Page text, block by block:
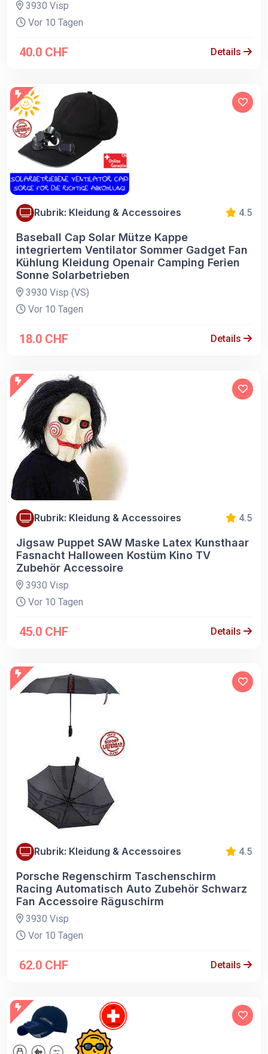
3930 Visp
Vor 10 Tagen
40.0 CHF Details
Rubrik: Kleidung & Accessoires 4.5
Baseball Cap Solar Mütze Kappe
integriertem Ventilator Sommer Gadget Fan
Kühlung Kleidung Openair Camping Ferien
Sonne Solarbetrieben
3930 Visp (VS)
Vor 10 Tagen
18.0 CHF Details
Rubrik: Kleidung & Accessoires 4.5
Jigsaw Puppet SAW Maske Latex Kunsthaar
Fasnacht Halloween Kostüm Kino TV
Zubehör Accessoire
3930 Visp
Vor 10 Tagen
45.0 CHF Details
Rubrik: Kleidung & Accessoires 4.5
Porsche Regenschirm Taschenschirm
Racing Automatisch Auto Zubehör Schwarz
Fan Accessoire Räguschirm
3930 Visp
Vor 10 Tagen
62.0 CHF Details